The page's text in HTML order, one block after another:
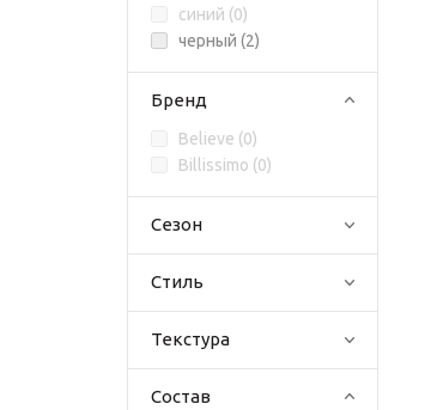
синий (0)
черный (2)
Бренд
Believe (0)
Billissimo (0)
Сезон
Стиль
Текстура
Состав